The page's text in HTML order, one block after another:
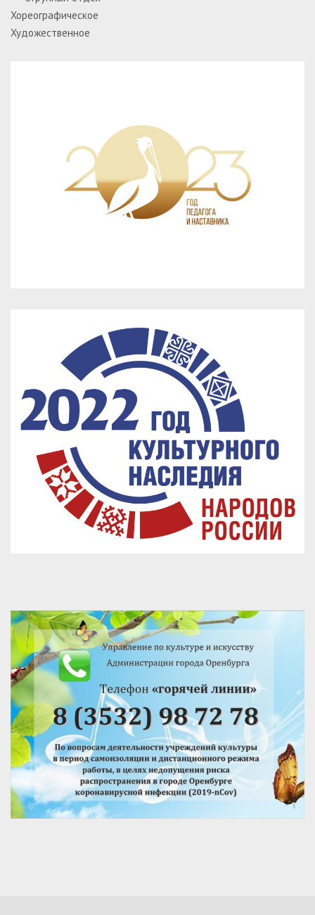
Хореографическое
Художественное